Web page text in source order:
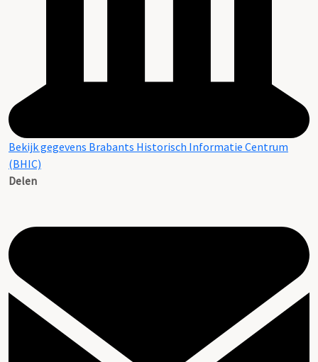
Bekijk gegevens Brabants Historisch Informatie Centrum
(BHIC)
Delen